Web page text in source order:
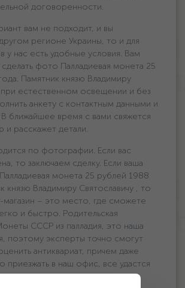
договоренности.
вам не подходит, и вы
регионе Украины, то и для
у нас есть удобные условия. Вам
фото Палладиевая монета 25
Памятник князю Владимиру
при естественном освещении и без
анкету с контактным данными и
В ближайшее время с вами свяжется
расскажет детали.
по фотографии. Если вас
то заключаем сделку. Если ваша
монета 25 рублей 1988
князю Владимиру Святославичу , то
магазин – это место, где сможете
и быстро. Родительская
СССР из палладия, это наша
поэтому эксперты точно смогут
антиквариат, причем даже
приезжать в наш офис, все удастся